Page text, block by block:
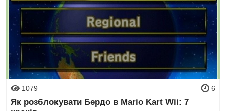
1079 6
Як розблокувати Бердо в Mario Kart Wii: 7